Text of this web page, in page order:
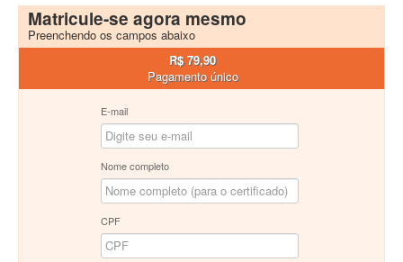
Matricule-se agora mesmo
Preenchendo os campos abaixo
R$ 79,90
Pagamento único
E-mail
Nome completo
CPF